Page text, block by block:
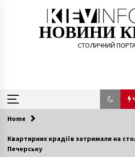
НОВИНИ
СТОЛИЧНИЙ
Читають зараз
Home
Квартирних крадіїв затримали на
Печерську